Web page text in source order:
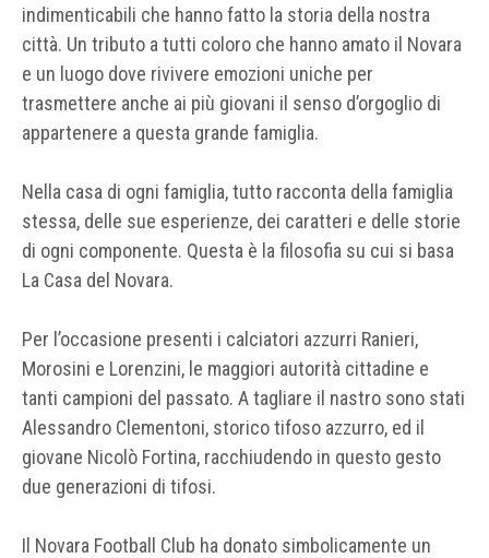
indimenticabili che hanno fatto la storia della nostra
città. Un tributo a tutti coloro che hanno amato il Novara
e un luogo dove rivivere emozioni uniche per
trasmettere anche ai più giovani il senso d’orgoglio di
appartenere a questa grande famiglia.
Nella casa di ogni famiglia, tutto racconta della famiglia
stessa, delle sue esperienze, dei caratteri e delle storie
di ogni componente. Questa è la filosofia su cui si basa
La Casa del Novara.
Per l’occasione presenti i calciatori azzurri Ranieri,
Morosini e Lorenzini, le maggiori autorità cittadine e
tanti campioni del passato. A tagliare il nastro sono stati
Alessandro Clementoni, storico tifoso azzurro, ed il
giovane Nicolò Fortina, racchiudendo in questo gesto
due generazioni di tifosi.
Il Novara Football Club ha donato simbolicamente un